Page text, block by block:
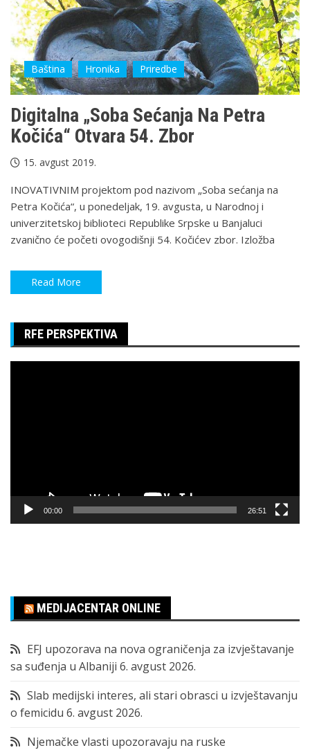
Baština Hronika Priredbe
Digitalna „Soba Sećanja Na Petra
Kočića“ Otvara 54. Zbor
15. avgust 2019.
INOVATIVNIM projektom pod nazivom „Soba sećanja na
Petra Kočića“, u ponedeljak, 19. avgusta, u Narodnoj i
univerzitetskoj biblioteci Republike Srpske u Banjaluci
zvanično će početi ovogodišnji 54. Kočićev zbor. Izložba
Read More
RFE PERSPEKTIVA
00:00 26:51
MEDIJACENTAR ONLINE
EFJ upozorava na nova ograničenja za izvještavanje
sa suđenja u Albaniji 6. avgust 2026.
Slab medijski interes, ali stari obrasci u izvještavanju
o femicidu 6. avgust 2026.
Njemačke vlasti upozoravaju na ruske